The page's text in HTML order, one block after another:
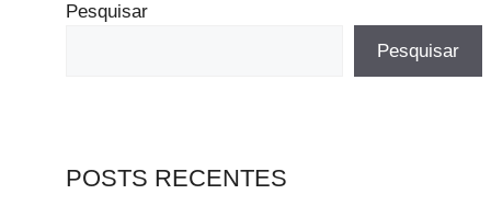
Pesquisar
Pesquisar
POSTS RECENTES